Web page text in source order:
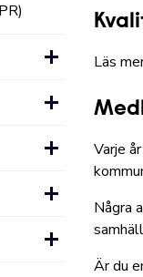
Läs
Varje
Några
Är du